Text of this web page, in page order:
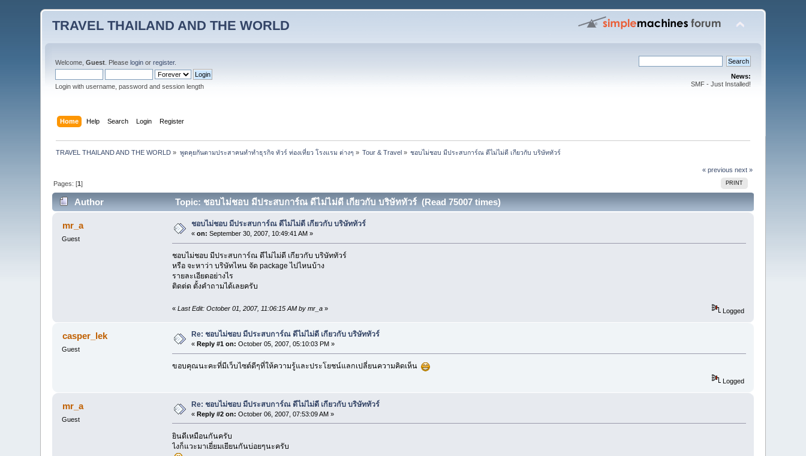
TRAVEL THAILAND AND THE WORLD
Welcome,Guest . Pleaselogin orregister.
Login with username, password and session length
News:
SMF - Just Installed!
Home Help Search Login Register
TRAVEL THAILAND AND THE WORLD » พูดคุยกันตามประสาคนทำทำธุรกิจ ทัวร์ ท่องเที่ยว โรงแรม ต่างๆ » Tour & Travel » ชอบไม่ชอบ มีประสบการ์ณ ดีไม่ไม่ดี เกียวกับ บริษัททัวร์
« previous next »
PRINT
Pages: [1]
Author Topic: ชอบไม่ชอบ มีประสบการ์ณ ดีไม่ไม่ดี เกียวกับ บริษัททัวร์ (Read 75007 times)
mr_a
Guest
ชอบไม่ชอบ มีประสบการ์ณ ดีไม่ไม่ดี เกียวกับ บริษัททัวร์
«on: September 30, 2007, 10:49:41 AM »
ชอบไม่ชอบ มีประสบการ์ณ ดีไม่ไม่ดี เกียวกับ บริษัททัวร์
หรือ จะหาว่า บริษัทไหน จัด package ไปไหนบ้าง
รายละเอียดอย่างไร
ติดต่ด ตั้งคำถามได้เลยครับ
« Last Edit: October 01, 2007, 11:06:15 AM by mr_a» Logged
casper_lek
Guest
Re: ชอบไม่ชอบ มีประสบการ์ณ ดีไม่ไม่ดี เกียวกับ บริษัททัวร์
« Reply #1 on: October 05, 2007, 05:10:03 PM »
ขอบคุณนะคะที่มีเว็บไซต์ดีๆที่ให้ความรู้และประโยชน์แลกเปลี่ยนความคิดเห็น
Logged
mr_a
Guest
Re: ชอบไม่ชอบ มีประสบการ์ณ ดีไม่ไม่ดี เกียวกับ บริษัททัวร์
«Reply #2 on: October 06, 2007, 07:53:09 AM »
ยินดีเหมือนกันครับ
ไงก็แวะมาเยี่ยมเยียนกันบ่อยๆนะครับ